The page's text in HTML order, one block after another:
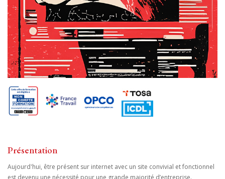
Présentation
Aujourd'hui, être présent sur internet avec un site convivial et fonctionnel